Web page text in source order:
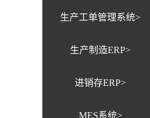
生产工单管理系统>
生产制造ERP>
进销存ERP>
MES系统>